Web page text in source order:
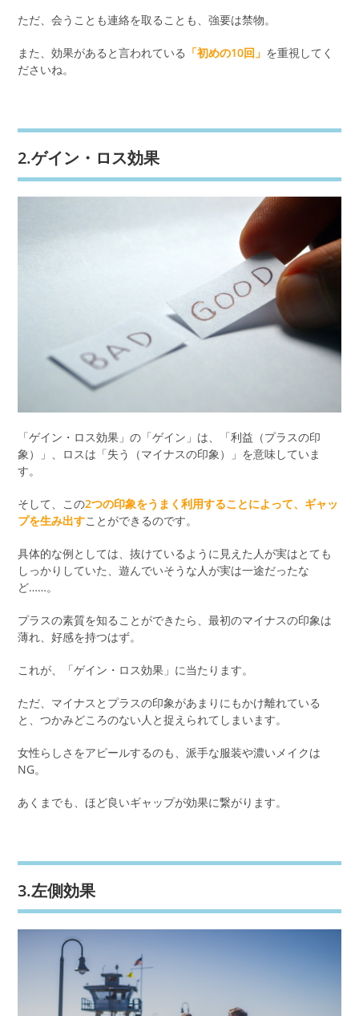
ただ、会うことも連絡を取ることも、強要は禁物。
また、効果があると言われている 「初めの10回」 を重視してく
ださいね。
2.ゲイン・ロス効果
「ゲイン・ロス効果」の「ゲイン」は、「利益（プラスの印
象）」、ロスは「失う（マイナスの印象）」を意味していま
す。
そして、この2つの印象をうまく利用することによって、ギャッ
プを生み出すことができるのです。
具体的な例としては、抜けているように見えた人が実はとても
しっかりしていた、遊んでいそうな人が実は一途だったな
ど……。
プラスの素質を知ることができたら、最初のマイナスの印象は
薄れ、好感を持つはず。
これが、「ゲイン・ロス効果」に当たります。
ただ、マイナスとプラスの印象があまりにもかけ離れている
と、つかみどころのない人と捉えられてしまいます。
女性らしさをアピールするのも、派手な服装や濃いメイクは
NG。
あくまでも、ほど良いギャップが効果に繋がります。
3.左側効果